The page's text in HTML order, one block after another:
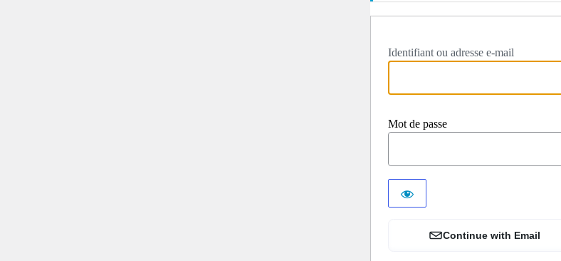
Identifiant ou adresse e-mail
Mot de passe
Continue with Email